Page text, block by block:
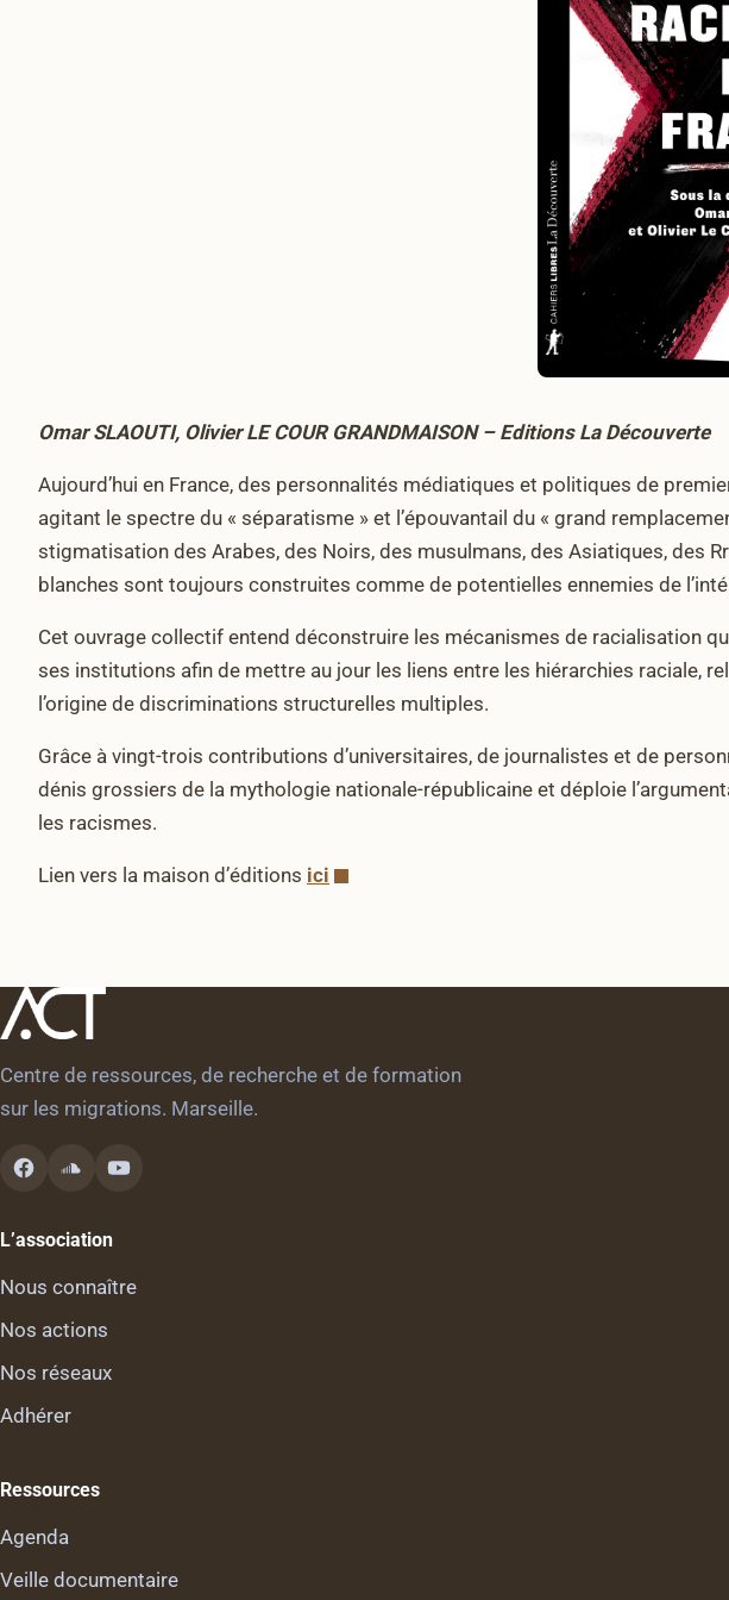
Omar SLAOUTI, Olivier LE COUR GRANDMAISON – Editions La Découverte
Aujourd’hui en France, des personnalités médiatiques et politiques de
agitant le spectre du « séparatisme » et l’épouvantail du « grand
stigmatisation des Arabes, des Noirs, des musulmans, des Asiatiques, des
blanches sont toujours construites comme de potentielles ennemies de
Cet ouvrage collectif entend déconstruire les mécanismes de racialisation
ses institutions afin de mettre au jour les liens entre les hiérarchies raciale,
l’origine de discriminations structurelles multiples.
Grâce à vingt-trois contributions d’universitaires, de journalistes et de
dénis grossiers de la mythologie nationale-républicaine et déploie
les racismes.
Lien vers la maison d’éditions ici
Centre de ressources, de recherche et de formation
sur les migrations. Marseille.
L’association
Nous connaître
Nos actions
Nos réseaux
Adhérer
Ressources
Agenda
Veille documentaire